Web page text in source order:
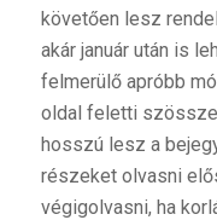
követően lesz
akár január után is
felmerülő apróbb
oldal feletti
hosszú lesz a
részeket olvasni
végigolvasni, ha